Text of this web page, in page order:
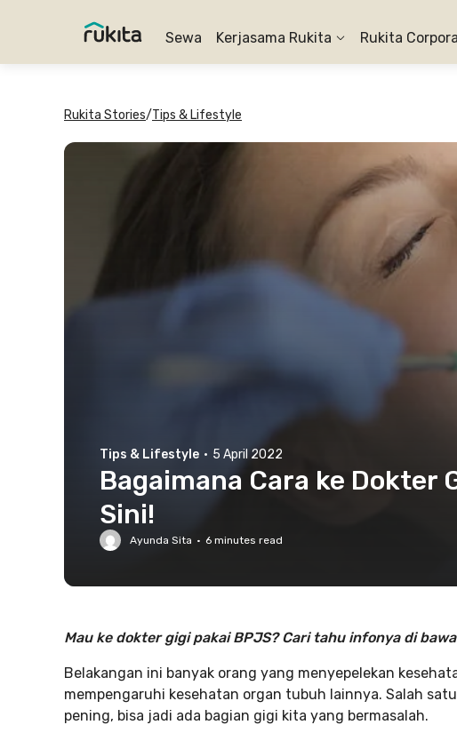
Sewa Kerjasama Rukita Rukita
Rukita Stories/Tips & Lifestyle
Tips & Lifestyle · 5 April 2022
Bagaimana Cara ke Dokter
Sini!
Ayunda Sita · 6 minutes read
Mau ke dokter gigi pakai BPJS? Cari tahu infonya di
Belakangan ini banyak orang yang menyepelekan
mempengaruhi kesehatan organ tubuh lainnya. Salah
pening, bisa jadi ada bagian gigi kita yang bermasalah.